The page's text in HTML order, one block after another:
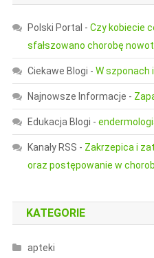
Polski Portal - Czy kobiecie
sfałszowano chorobę
Ciekawe Blogi - W szponach
Najnowsze Informacje -
Edukacja Blogi -
Kanały RSS - Zakrzepica i
oraz postępowanie w
KATEGORIE
apteki